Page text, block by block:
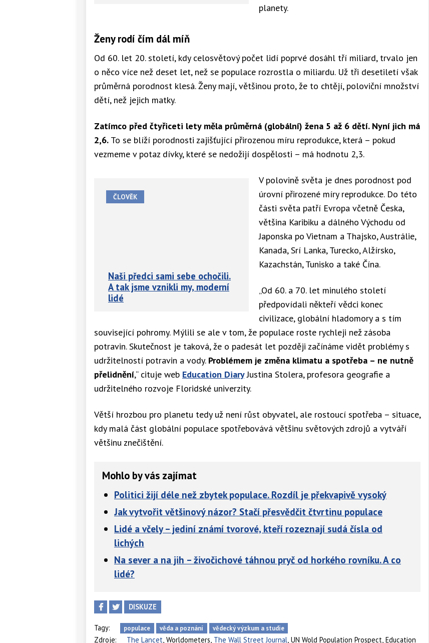
planety.
Ženy rodí čím dál míň
Od 60. let 20. století, kdy celosvětový počet lidí poprvé dosáhl tří miliard, trvalo jen
o něco více než deset let, než se populace rozrostla o miliardu. Už tři desetiletí však
průměrná porodnost klesá. Ženy mají, většinou proto, že to chtějí, poloviční množství
dětí, než jejich matky.
Zatímco před čtyřiceti lety měla průměrná (globální) žena 5 až 6 dětí. Nyní jich má
2,6. To se blíží porodnosti zajišťující přirozenou míru reprodukce, která – pokud
vezmeme v potaz dívky, které se nedožijí dospělosti – má hodnotu 2,3.
ČLOVĚK
Naši předci sami sebe ochočili.
A tak jsme vznikli my, moderní
lidé
V polovině světa je dnes porodnost pod
úrovní přirozené míry reprodukce. Do této
části světa patří Evropa včetně Česka,
většina Karibiku a dálného Východu od
Japonska po Vietnam a Thajsko, Austrálie,
Kanada, Srí Lanka, Turecko, Alžírsko,
Kazachstán, Tunisko a také Čína.
„Od 60. a 70. let minulého století
předpovídali někteří vědci konec
civilizace, globální hladomory a s tím
související pohromy. Mýlili se ale v tom, že populace roste rychleji než zásoba
potravin. Skutečnost je taková, že o padesát let později začínáme vidět problémy s
udržitelností potravin a vody. Problémem je změna klimatu a spotřeba – ne nutně
přelidnění,“ cituje web Education Diary Justina Stolera, profesora geografie a
udržitelného rozvoje Floridské univerzity.
Větší hrozbou pro planetu tedy už není růst obyvatel, ale rostoucí spotřeba – situace,
kdy malá část globální populace spotřebovává většinu světových zdrojů a vytváří
většinu znečištění.
Mohlo by vás zajímat
Politici žijí déle než zbytek populace. Rozdíl je překvapivě vysoký
Jak vytvořit většinový názor? Stačí přesvědčit čtvrtinu populace
Lidé a včely – jediní známí tvorové, kteří rozeznají sudá čísla od
lichých
Na sever a na jih – živočichové táhnou pryč od horkého rovníku. A co
lidé?
DISKUZE
Tagy: populace věda a poznání vědecký výzkum a studie
Zdroje: The Lancet, Worldometers, The Wall Street Journal, UN Wold Population Prospect, Education